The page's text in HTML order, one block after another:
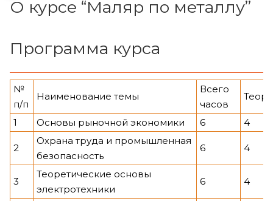
О курсе “Маляр по металлу”
Программа курса
№
п/п
Наименование темы
Всего
часов
1 Основы рыночной экономики 6 4
2
Охрана труда и промышленная
безопасность
6 4
3
Теоретические основы
электротехники
6 4